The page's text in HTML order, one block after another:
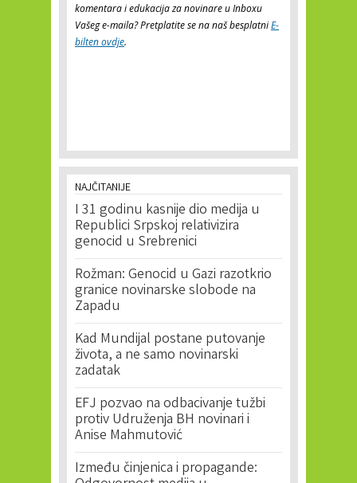
komentara i edukacija za novinare u Inboxu
Vašeg e-maila? Pretplatite se na naš besplatniE-
bilten ovdje.
NAJČITANIJE
I 31 godinu kasnije dio medija u
Republici Srpskoj relativizira
genocid u Srebrenici
Rožman: Genocid u Gazi razotkrio
granice novinarske slobode na
Zapadu
Kad Mundijal postane putovanje
života, a ne samo novinarski
zadatak
EFJ pozvao na odbacivanje tužbi
protiv Udruženja BH novinari i
Anise Mahmutović
Između činjenica i propagande: